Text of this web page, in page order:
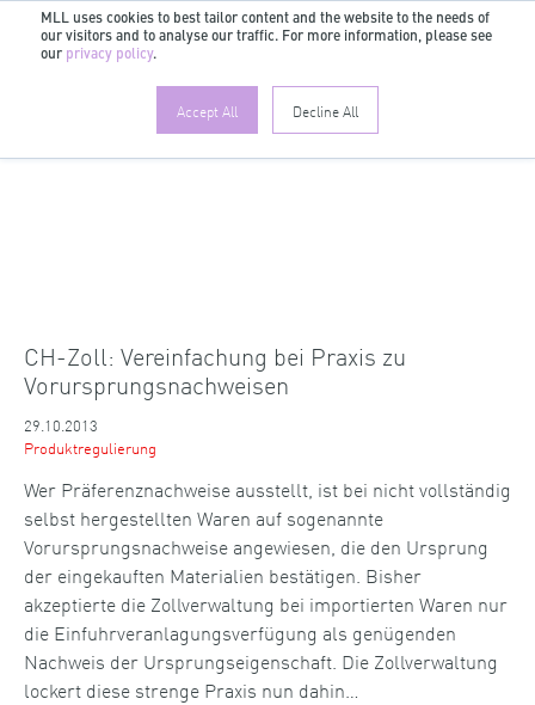
MLL uses cookies to best tailor content and the website to the needs of
our visitors and to analyse our traffic. For more information, please see
our privacy policy.
Accept All Decline All
DE
CH-Zoll: Vereinfachung bei Praxis zu
Vorursprungsnachweisen
29.10.2013
Produktregulierung
Wer Präferenznachweise ausstellt, ist bei nicht vollständig
selbst hergestellten Waren auf sogenannte
Vorursprungsnachweise angewiesen, die den Ursprung
der eingekauften Materialien bestätigen. Bisher
akzeptierte die Zollverwaltung bei importierten Waren nur
die Einfuhrveranlagungsverfügung als genügenden
Nachweis der Ursprungseigenschaft. Die Zollverwaltung
lockert diese strenge Praxis nun dahin…